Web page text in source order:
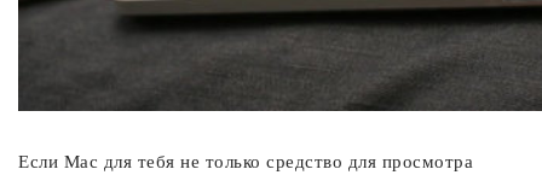
Если Mac для тебя не только средство для просмотра